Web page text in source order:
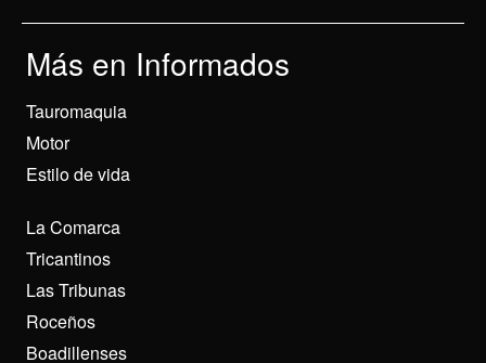
Más en Informados
Tauromaquia
Motor
Estilo de vida
La Comarca
Tricantinos
Las Tribunas
Roceños
Boadillenses